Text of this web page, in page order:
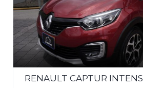
RENAULT CAPTUR INTENS